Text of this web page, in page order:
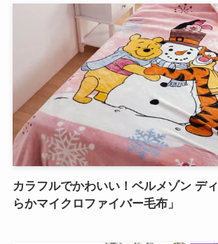
カラフルでかわいい！ベルメゾン デ
らかマイクロファイバー毛布」